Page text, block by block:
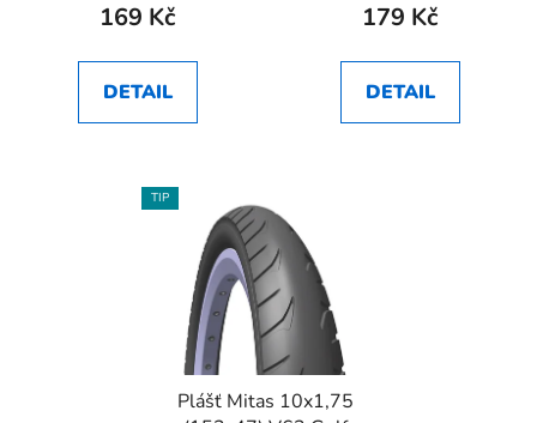
169 Kč
DETAIL
179 Kč
DETAIL
TIP
Plášť Mitas 10x1,75